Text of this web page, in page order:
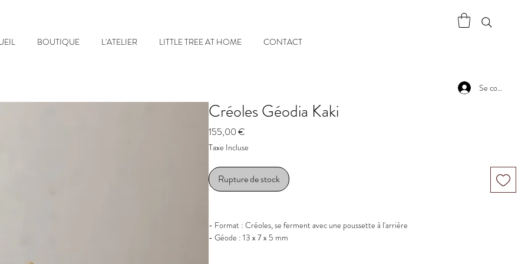
BOUTIQUE L'ATELIER LITTLE TREE AT HOME CONTACT
Se connecter
Créoles Géodia Kaki
155,00 €
Taxe Incluse
Rupture de stock
- Format : Créoles, se ferment avec une poussette à l'arrière
- Géode : 13 x 7 x 5 mm